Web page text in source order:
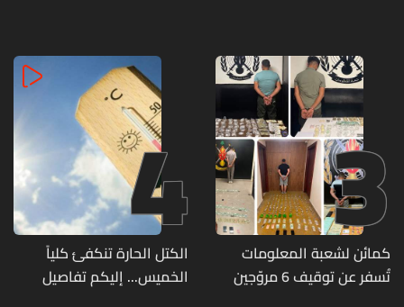
3
كمائن لشعبة المعلومات
تُسفر عن توقيف 6 مروّجين
4
الكتل الحارة تنكفئ كلياً
الخميس... إليكم تفاصيل